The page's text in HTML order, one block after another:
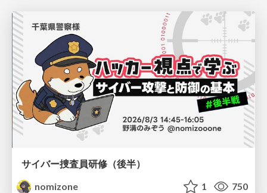
サイバー捜査員研修（後半）
nomizone
1 750